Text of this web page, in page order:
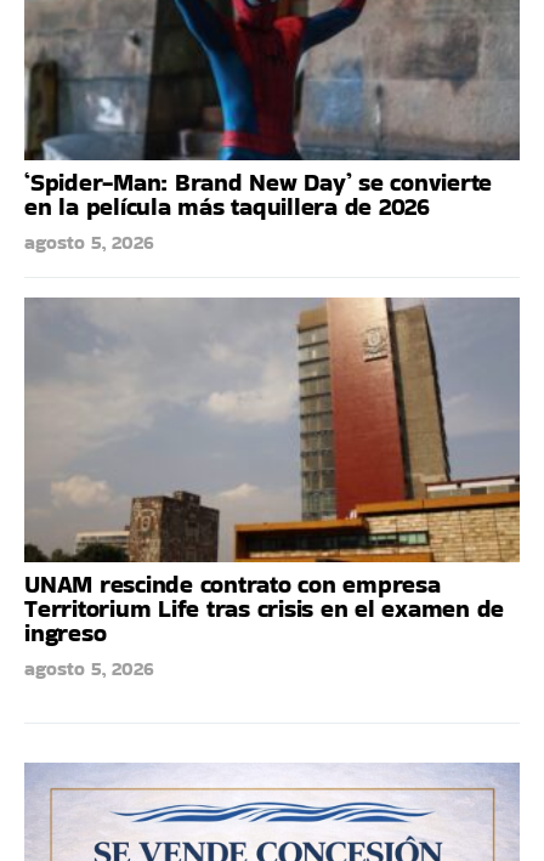
‘Spider-Man: Brand New Day’ se convierte
en la película más taquillera de 2026
agosto 5, 2026
UNAM rescinde contrato con empresa
Territorium Life tras crisis en el examen de
ingreso
agosto 5, 2026